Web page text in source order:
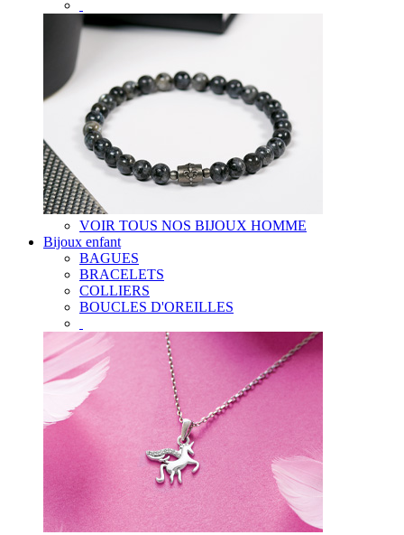
VOIR TOUS NOS BIJOUX HOMME
Bijoux enfant
BAGUES
BRACELETS
COLLIERS
BOUCLES D'OREILLES